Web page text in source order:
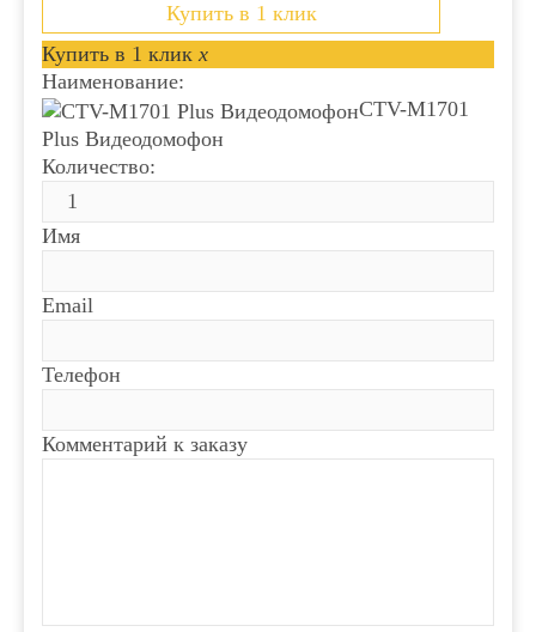
Купить в 1 клик
Купить в 1 клик x
Наименование:
CTV-M1701
Plus Видеодомофон
Количество:
Имя
Email
Телефон
Комментарий к заказу